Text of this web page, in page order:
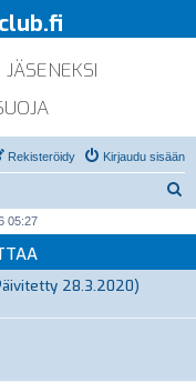
JÄSENEKSI
Kirjaudu sisään
Rekisteröidy
i
05:27
28.3.2020)